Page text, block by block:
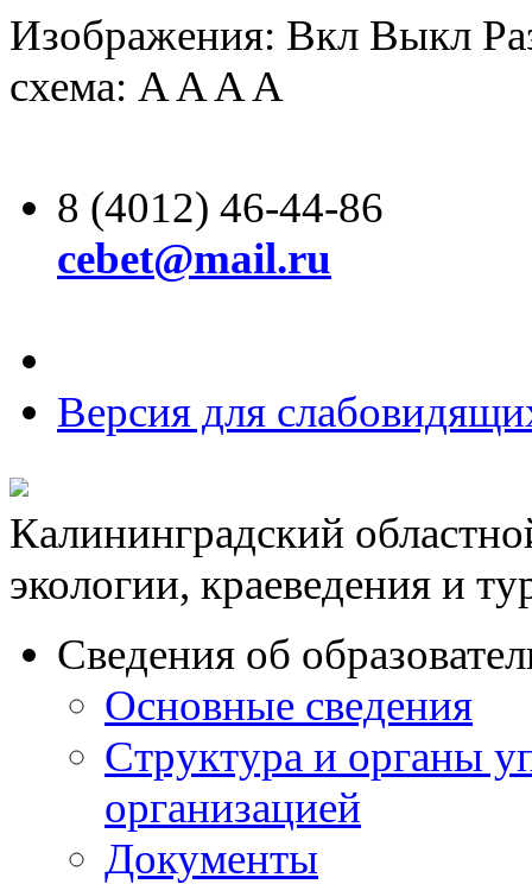
Изображения: Вкл Выкл
схема: AAAA
8 (4012) 46-44-86
cebet@mail.ru
Версия для
Калининградский
экологии, краеведения и
Сведения об
Основные сведения
Структура и органы
организацией
Документы